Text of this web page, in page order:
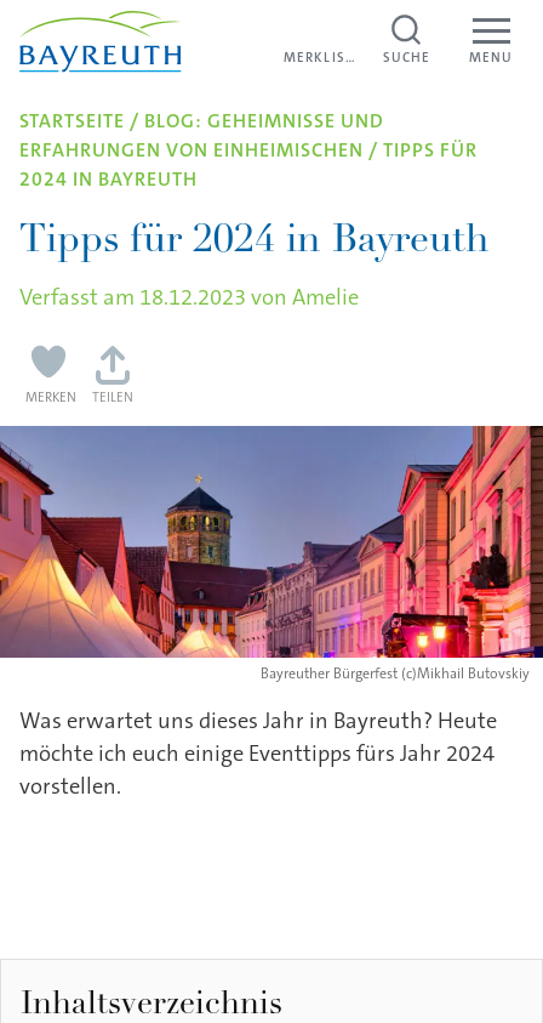
Direkt zum Inhalt
MENU
SUCHE
MERKLISTE
STARTSEITE / BLOG: GEHEIMNISSE UND
ERFAHRUNGEN VON EINHEIMISCHEN / TIPPS FÜR
2024 IN BAYREUTH
Tipps für 2024 in Bayreuth
Verfasst am 18.12.2023 von Amelie
MERKEN TEILEN
Bayreuther Bürgerfest (c)Mikhail Butovskiy
Was erwartet uns dieses Jahr in Bayreuth? Heute
möchte ich euch einige Eventtipps fürs Jahr 2024
vorstellen.
Inhaltsverzeichnis